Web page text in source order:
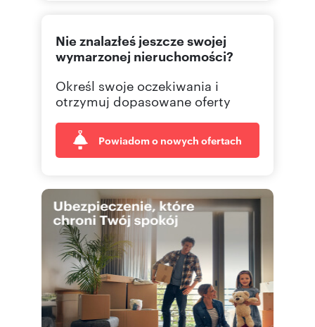
12 422 Pokaż telefon
Nie znalazłeś jeszcze swojej
wymarzonej nieruchomości?
Określ swoje oczekiwania i
otrzymuj dopasowane oferty
Powiadom o nowych ofertach